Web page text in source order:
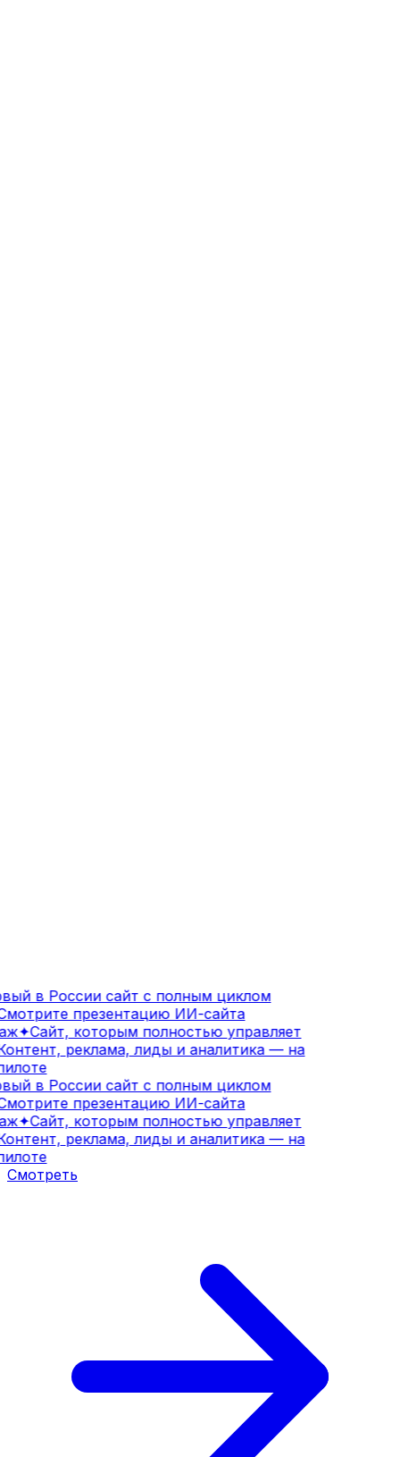
в России сайт с полным циклом
презентацию ИИ-сайта
✦Сайт, которым полностью управляет
реклама, лиды и аналитика — на
в России сайт с полным циклом
презентацию ИИ-сайта
✦Сайт, которым полностью управляет
реклама, лиды и аналитика — на
Смотреть